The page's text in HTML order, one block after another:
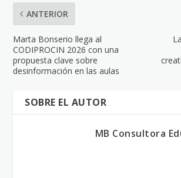
ANTERIOR
Marta Bonserio llega al
CODIPROCIN 2026 con una
propuesta clave sobre
desinformación en las aulas
SOBRE EL AUTOR
MB Consultora